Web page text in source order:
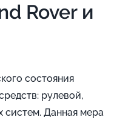
Rover и
состояния
рулевой,
систем. Данная мера